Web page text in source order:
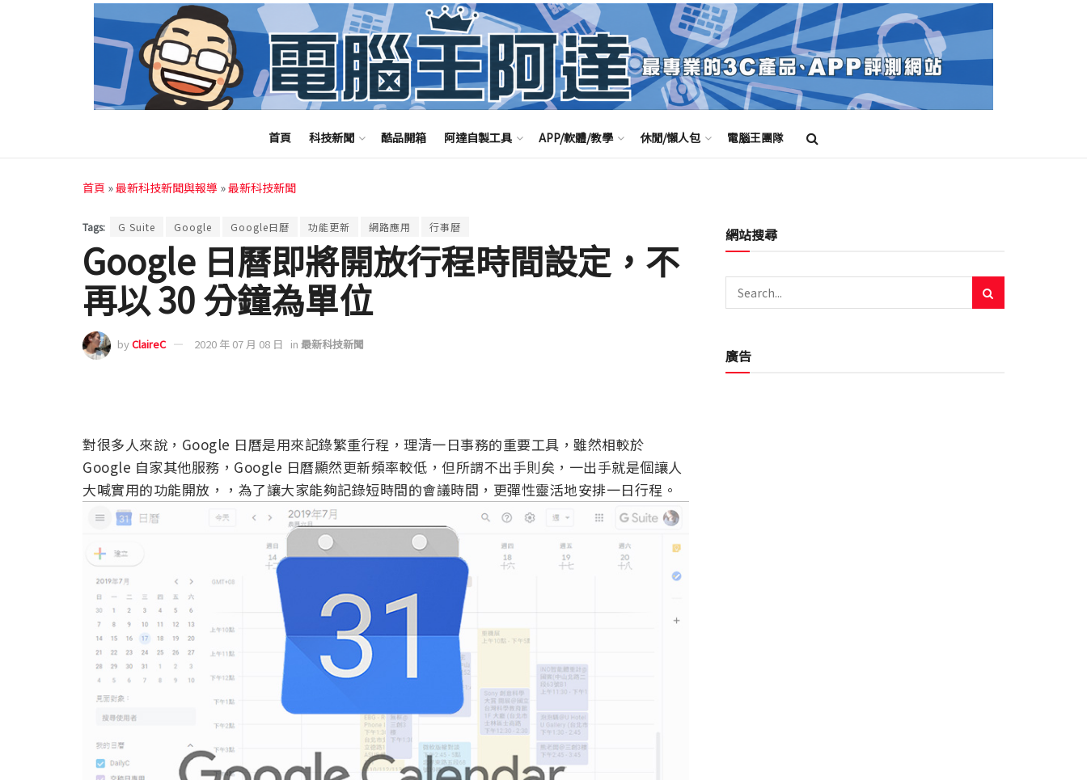
首頁 科技新聞 酷品開箱 阿達自製工具 APP/軟體/教學 休閒/懶人包 電腦王團隊
首頁 »最新科技新聞與報導 »最新科技新聞
Tags: G Suite Google Google日曆 功能更新 網路應用 行事曆
Google 日曆即將開放行程時間設定，不
再以 30 分鐘為單位
byClaireC 2020 年 07 月 08 日 in 最新科技新聞
對很多人來說，Google 日曆是用來記錄繁重行程，理清一日事務的重要工具，雖然相較於
Google 自家其他服務，Google 日曆顯然更新頻率較低，但所謂不出手則矣，一出手就是個讓人
大喊實用的功能開放，，為了讓大家能夠記錄短時間的會議時間，更彈性靈活地安排一日行程。
網站搜尋
廣告